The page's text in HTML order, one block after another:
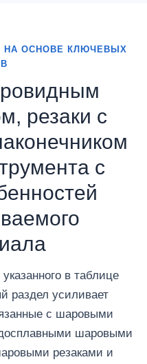
НА ОСНОВЕ КЛЮЧЕВЫХ
резаки с
с
в таблице
раздел усиливает
с шаровыми
шаровыми
резаками и